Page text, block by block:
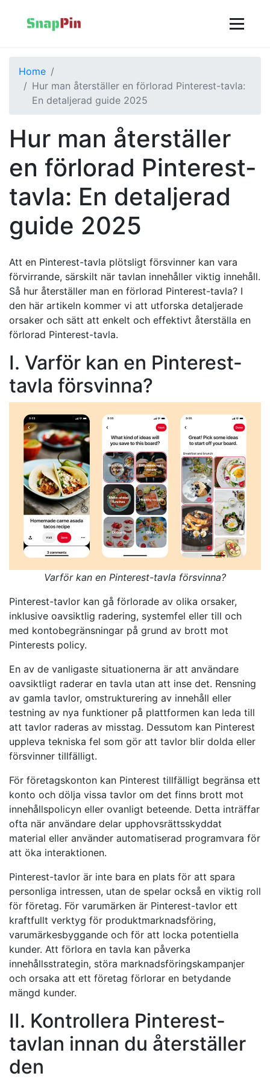
Home
Hur man återställer en förlorad Pinterest-tavla:
En detaljerad guide 2025
Hur man återställer
en förlorad Pinterest-
tavla: En detaljerad
guide 2025
Att en Pinterest-tavla plötsligt försvinner kan vara
förvirrande, särskilt när tavlan innehåller viktig innehåll.
Så hur återställer man en förlorad Pinterest-tavla? I
den här artikeln kommer vi att utforska detaljerade
orsaker och sätt att enkelt och effektivt återställa en
förlorad Pinterest-tavla.
I. Varför kan en Pinterest-
tavla försvinna?
Varför kan en Pinterest-tavla försvinna?
Pinterest-tavlor kan gå förlorade av olika orsaker,
inklusive oavsiktlig radering, systemfel eller till och
med kontobegränsningar på grund av brott mot
Pinterests policy.
En av de vanligaste situationerna är att användare
oavsiktligt raderar en tavla utan att inse det. Rensning
av gamla tavlor, omstrukturering av innehåll eller
testning av nya funktioner på plattformen kan leda till
att tavlor raderas av misstag. Dessutom kan Pinterest
uppleva tekniska fel som gör att tavlor blir dolda eller
försvinner tillfälligt.
För företagskonton kan Pinterest tillfälligt begränsa ett
konto och dölja vissa tavlor om det finns brott mot
innehållspolicyn eller ovanligt beteende. Detta inträffar
ofta när användare delar upphovsrättsskyddat
material eller använder automatiserad programvara för
att öka interaktionen.
Pinterest-tavlor är inte bara en plats för att spara
personliga intressen, utan de spelar också en viktig roll
för företag. För varumärken är Pinterest-tavlor ett
kraftfullt verktyg för produktmarknadsföring,
varumärkesbyggande och för att locka potentiella
kunder. Att förlora en tavla kan påverka
innehållsstrategin, störa marknadsföringskampanjer
och orsaka att ett företag förlorar en betydande
mängd kunder.
II. Kontrollera Pinterest-
tavlan innan du återställer
den